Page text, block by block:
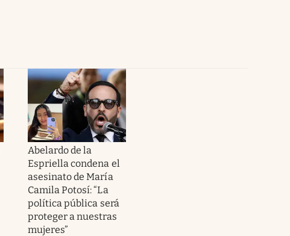
Abelardo de la
Espriella condena el
asesinato de María
Camila Potosí: “La
política pública será
proteger a nuestras
mujeres”